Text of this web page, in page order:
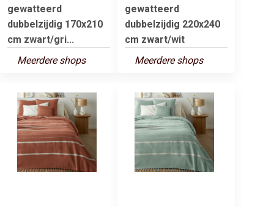
gewatteerd
dubbelzijdig 170x210
cm zwart/gri...
Meerdere shops
gewatteerd
dubbelzijdig 220x240
cm zwart/wit
Meerdere shops